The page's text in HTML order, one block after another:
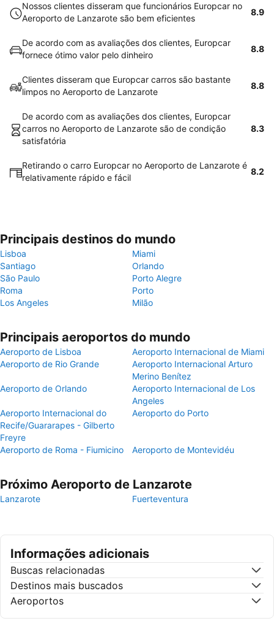
Nossos clientes disseram que funcionários Europcar no
Aeroporto de Lanzarote são bem eficientes
8.9
De acordo com as avaliações dos clientes, Europcar
fornece ótimo valor pelo dinheiro
8.8
Clientes disseram que Europcar carros são bastante
limpos no Aeroporto de Lanzarote
8.8
De acordo com as avaliações dos clientes, Europcar
carros no Aeroporto de Lanzarote são de condição
satisfatória
8.3
Retirando o carro Europcar no Aeroporto de Lanzarote é
relativamente rápido e fácil
8.2
Principais destinos do mundo
Lisboa
Miami
Santiago
Orlando
São Paulo
Porto Alegre
Roma
Porto
Los Angeles
Milão
Principais aeroportos do mundo
Aeroporto de Lisboa
Aeroporto Internacional de Miami
Aeroporto de Rio Grande
Aeroporto Internacional Arturo
Merino Benítez
Aeroporto de Orlando
Aeroporto Internacional de Los
Angeles
Aeroporto Internacional do
Recife/Guararapes - Gilberto
Freyre
Aeroporto do Porto
Aeroporto de Roma - Fiumicino Aeroporto de Montevidéu
Próximo Aeroporto de Lanzarote
Lanzarote Fuerteventura
Informações adicionais
Buscas relacionadas
Destinos mais buscados
Aeroportos